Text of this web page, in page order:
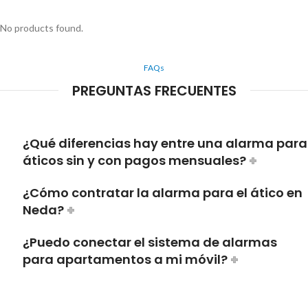
No products found.
FAQs
PREGUNTAS FRECUENTES
¿Qué diferencias hay entre una alarma para
áticos sin y con pagos mensuales?
¿Cómo contratar la alarma para el ático en
Neda?
¿Puedo conectar el sistema de alarmas
para apartamentos a mi móvil?